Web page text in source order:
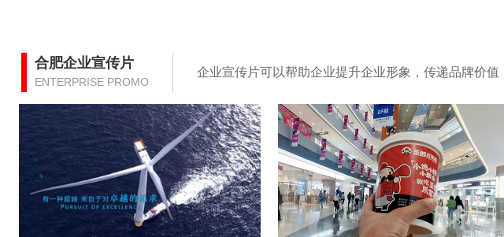
合肥企业宣传片
ENTERPRISE PROMO
企业宣传片可以帮助企业提升企业形象，传递品牌价值